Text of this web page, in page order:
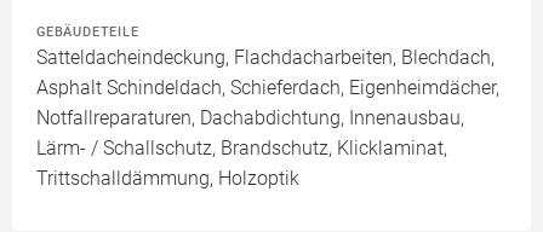
GEBÄUDETEILE
Satteldacheindeckung, Flachdacharbeiten, Blechdach,
Asphalt Schindeldach, Schieferdach, Eigenheimdächer,
Notfallreparaturen, Dachabdichtung, Innenausbau,
Lärm- / Schallschutz, Brandschutz, Klicklaminat,
Trittschalldämmung, Holzoptik